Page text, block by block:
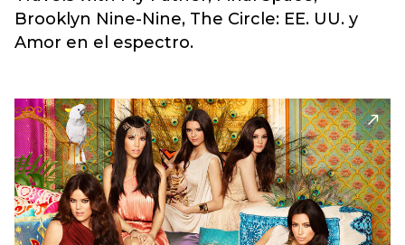
Brooklyn Nine-Nine, The Circle: EE. UU. y
Amor en el espectro.